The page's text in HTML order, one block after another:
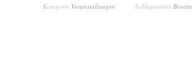
Kategorie Veranstaltungen Schlagwörter